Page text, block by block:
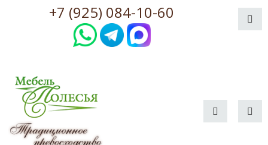
+7 (925) 084-10-60